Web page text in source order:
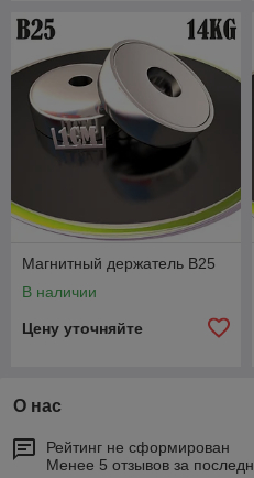
Магнитный держатель B25
В наличии
Цену уточняйте
О нас
Рейтинг не сформирован
Менее 5 отзывов за